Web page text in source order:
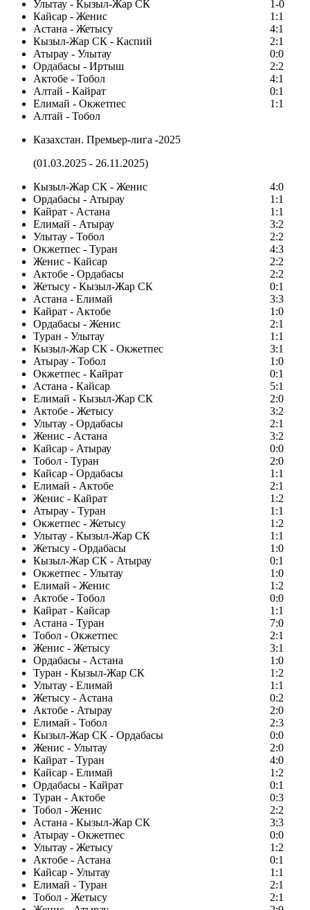
Улытау - Кызыл-Жар СК
1-0
Кайсар - Женис
1:1
Астана - Жетысу
4:1
Кызыл-Жар СК - Каспий
2:1
Атырау - Улытау
0:0
Ордабасы - Иртыш
2:2
Актобе - Тобол
4:1
Алтай - Кайрат
0:1
Елимай - Окжетпес
1:1
Алтай - Тобол
Казахстан. Премьер-лига -2025
(01.03.2025 - 26.11.2025)
Кызыл-Жар СК - Женис
4:0
Ордабасы - Атырау
1:1
Кайрат - Астана
1:1
Елимай - Атырау
3:2
Улытау - Тобол
2:2
Окжетпес - Туран
4:3
Женис - Кайсар
2:2
Актобе - Ордабасы
2:2
Жетысу - Кызыл-Жар СК
0:1
Астана - Елимай
3:3
Кайрат - Актобе
1:0
Ордабасы - Женис
2:1
Туран - Улытау
1:1
Кызыл-Жар СК - Окжетпес
3:1
Атырау - Тобол
1:0
Окжетпес - Кайрат
0:1
Астана - Кайсар
5:1
Елимай - Кызыл-Жар СК
2:0
Актобе - Жетысу
3:2
Улытау - Ордабасы
2:1
Женис - Астана
3:2
Кайсар - Атырау
0:0
Тобол - Туран
2:0
Кайсар - Ордабасы
1:1
Елимай - Актобе
2:1
Женис - Кайрат
1:2
Атырау - Туран
1:1
Окжетпес - Жетысу
1:2
Улытау - Кызыл-Жар СК
1:1
Жетысу - Ордабасы
1:0
Кызыл-Жар СК - Атырау
0:1
Окжетпес - Улытау
1:0
Елимай - Женис
1:2
Актобе - Тобол
0:0
Кайрат - Кайсар
1:1
Астана - Туран
7:0
Тобол - Окжетпес
2:1
Женис - Жетысу
3:1
Ордабасы - Астана
1:0
Туран - Кызыл-Жар СК
1:2
Улытау - Елимай
1:1
Жетысу - Астана
0:2
Актобе - Атырау
2:0
Елимай - Тобол
2:3
Кызыл-Жар СК - Ордабасы
0:0
Женис - Улытау
2:0
Кайрат - Туран
4:0
Кайсар - Елимай
1:2
Ордабасы - Кайрат
0:1
Туран - Актобе
0:3
Тобол - Женис
2:2
Астана - Кызыл-Жар СК
3:3
Атырау - Окжетпес
0:0
Улытау - Жетысу
1:2
Актобе - Астана
0:1
Кайсар - Улытау
1:1
Елимай - Туран
2:1
Тобол - Жетысу
2:1